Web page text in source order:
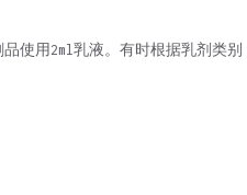
使用2ml乳液。有时根据乳剂类